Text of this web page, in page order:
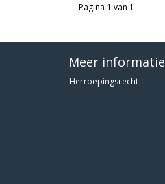
Pagina 1 van 1
Meer informatie
Herroepingsrecht